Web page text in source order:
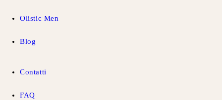
Olistic Men
Blog
Contatti
FAQ